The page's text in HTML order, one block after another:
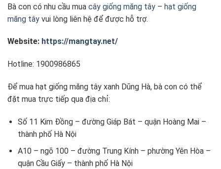
Bà con có nhu cầu mua cây giống măng tây – hạt giống
măng tây vui lòng liên hệ để được hỗ trợ.
Website: https://mangtay.net/
Hotline: 1900986865
Để mua hạt giống măng tây xanh Dũng Hà, bà con có thể
đặt mua trực tiếp qua địa chỉ:
Số 11 Kim Đồng – đường Giáp Bát – quận Hoàng Mai –
thành phố Hà Nội
A10 – ngõ 100 – đường Trung Kính – phường Yên Hòa –
quận Cầu Giấy – thành phố Hà Nội